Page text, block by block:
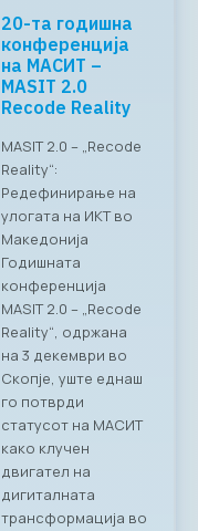
МАСИТ и
RAGUSA Group:
„CONNECT &
TASTE“
реализиран
„CONNECT & TASTE“:
Нови стандарди за
деловно
вмрежување на ИКТ
секторот Во
прекрасниот
амбиент на
ресторанот PARK by
RAGUSA,
Стопанската
комора за ИКТ –
МАСИТ, заедно со
својот патрон
партнер RAGUSA
GROUP, го
реализираа првиот